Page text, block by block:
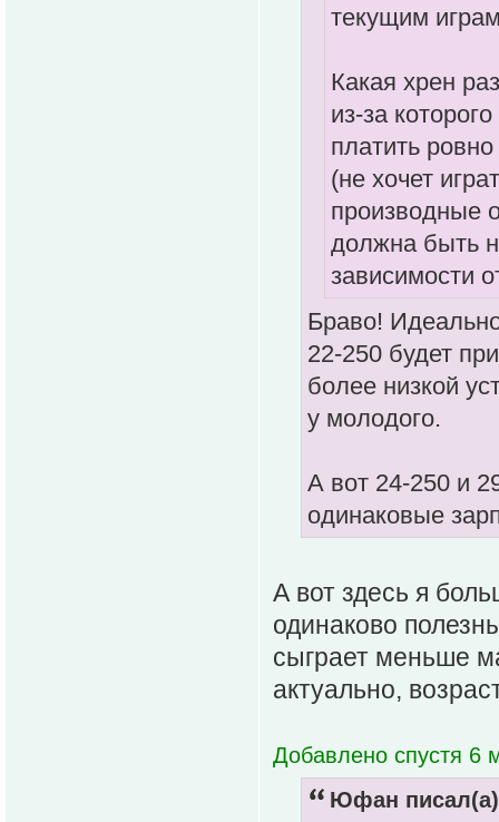
текущим
Какая хрен
из-за
платить
(не хочет
производные
должна быть
зависимости
Браво!
22-250 будет
более низкой
у молодого.
А вот 24-250 и
одинаковые
А вот здесь я
одинаково
сыграет меньше
актуально,
Добавлено спустя 6
Юфан